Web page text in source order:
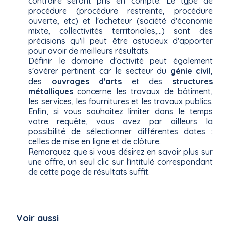
procédure (procédure restreinte, procédure
ouverte, etc) et l'acheteur (société d'économie
mixte, collectivités territoriales,...) sont des
précisions qu'il peut être astucieux d'apporter
pour avoir de meilleurs résultats.
Définir le domaine d'activité peut également
s'avérer pertinent car le secteur du génie civil,
des ouvrages d'arts et des structures
métalliques concerne les travaux de bâtiment,
les services, les fournitures et les travaux publics.
Enfin, si vous souhaitez limiter dans le temps
votre requête, vous avez par ailleurs la
possibilité de sélectionner différentes dates :
celles de mise en ligne et de clôture.
Remarquez que si vous désirez en savoir plus sur
une offre, un seul clic sur l'intitulé correspondant
de cette page de résultats suffit.
Voir aussi